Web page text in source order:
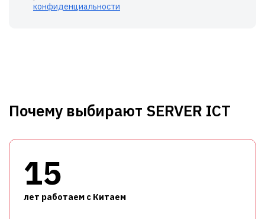
конфиденциальности
Почему выбирают SERVER ICT
15
лет работаем с Китаем